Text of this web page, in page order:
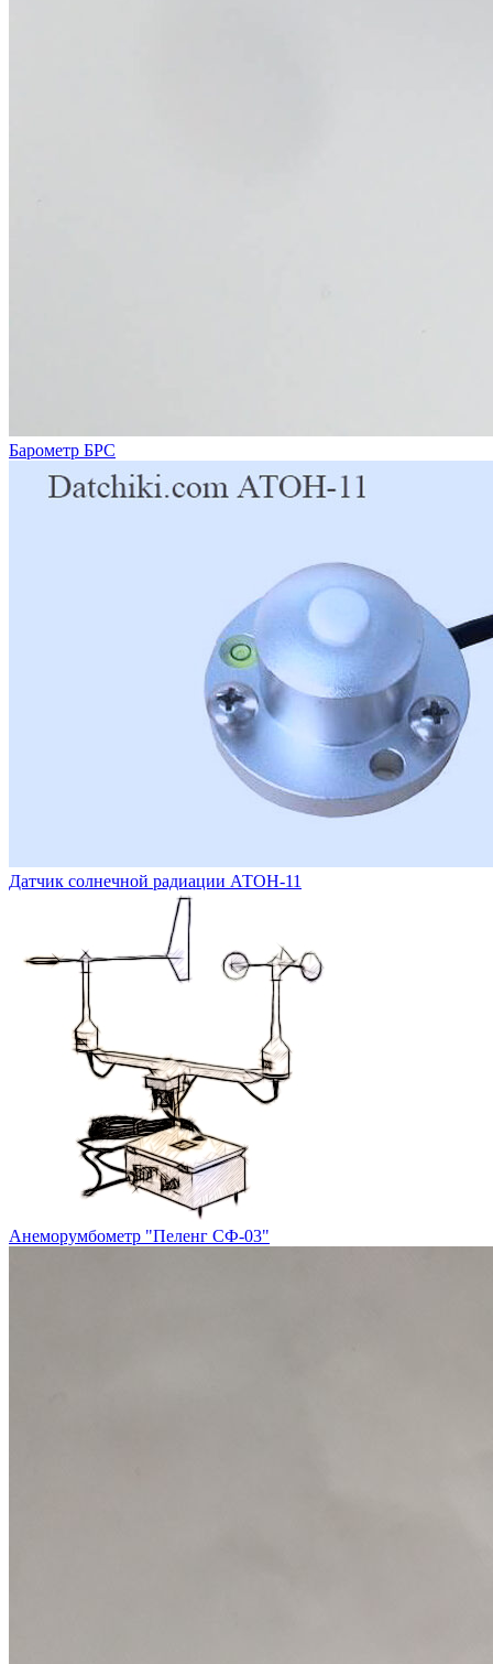
Барометр БРС
Датчик солнечной радиации АТОН-11
Анеморумбометр "Пеленг СФ-03"